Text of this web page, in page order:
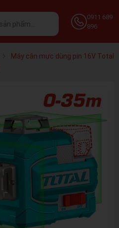
0911 689
896
Máy cân mực dùng pin 16V Total